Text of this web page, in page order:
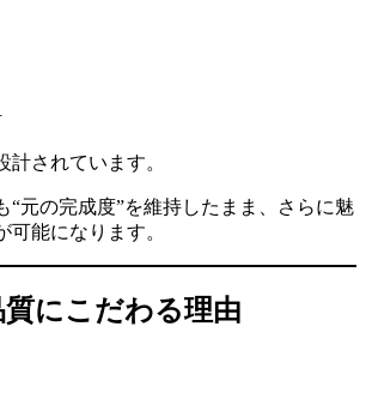
計されています。
“元の完成度”を維持したまま、さらに魅
可能になります。
にこだわる理由